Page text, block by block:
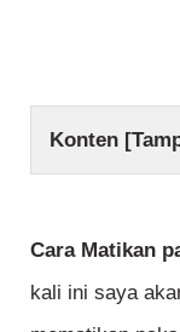
Konten [
Cara Matikan
kali ini saya